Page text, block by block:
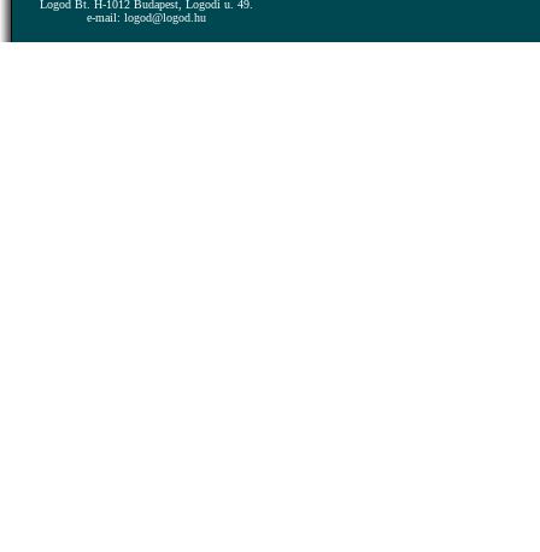
Logod Bt. H-1012 Budapest, Logodi u. 49.
e-mail: logod@logod.hu